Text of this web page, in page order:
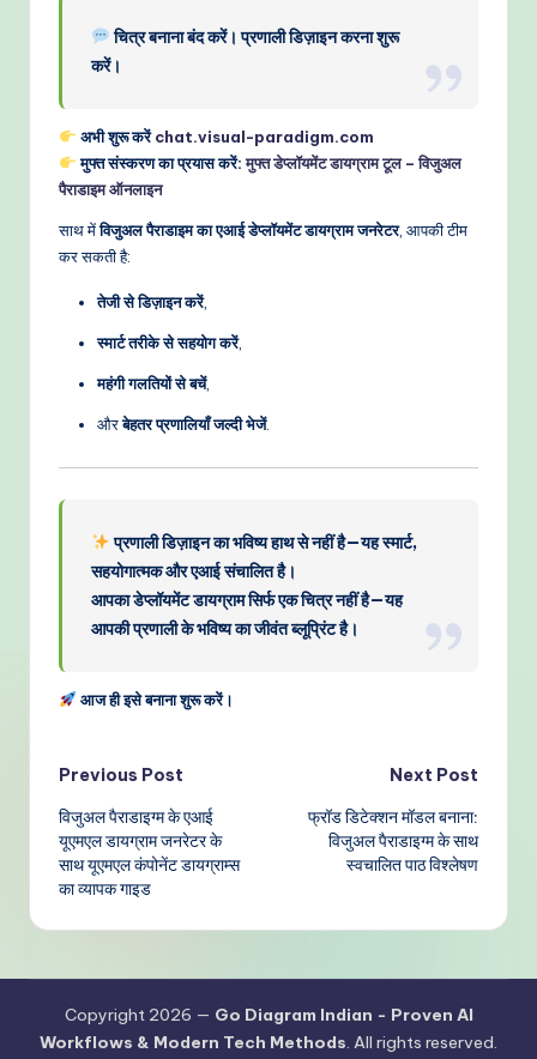
चित्र बनाना बंद करें। प्रणाली डिज़ाइन करना शुरू
करें।
अभी शुरू करेंchat.visual-paradigm.com
मुफ्त संस्करण का प्रयास करें:मुफ्त डेप्लॉयमेंट डायग्राम टूल – विजुअल
पैराडाइम ऑनलाइन
साथ मेंविजुअल पैराडाइम का एआई डेप्लॉयमेंट डायग्राम जनरेटर, आपकी टीम
कर सकती है:
तेजी से डिज़ाइन करें,
स्मार्ट तरीके से सहयोग करें,
महंगी गलतियों से बचें,
औरबेहतर प्रणालियाँ जल्दी भेजें.
प्रणाली डिज़ाइन का भविष्य हाथ से नहीं है—यह स्मार्ट,
सहयोगात्मक और एआई संचालित है।
आपका डेप्लॉयमेंट डायग्राम सिर्फ एक चित्र नहीं है—यह
आपकी प्रणाली के भविष्य का जीवंत ब्लूप्रिंट है।
आज ही इसे बनाना शुरू करें।
Post
navigation
Previous Post
विजुअल पैराडाइग्म के एआई
यूएमएल डायग्राम जनरेटर के
साथ यूएमएल कंपोनेंट डायग्राम्स
का व्यापक गाइड
Next Post
फ्रॉड डिटेक्शन मॉडल बनाना:
विजुअल पैराडाइग्म के साथ
स्वचालित पाठ विश्लेषण
Copyright 2026 — Go Diagram Indian - Proven AI
Workflows & Modern Tech Methods. All rights reserved.